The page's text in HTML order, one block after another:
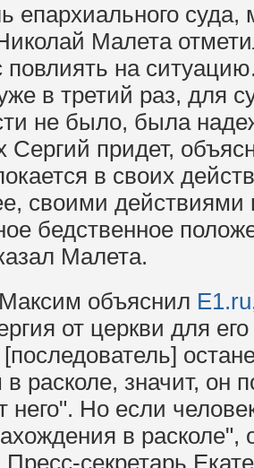
епархиального
Малета
на
в третий раз, для
не было, была
Сергий придет,
в своих
своими действиями
бедственное
Малета.
объяснил E1.ru
от церкви для
[последователь]
в расколе, значит, он
него". Но если
в расколе",
секретарь